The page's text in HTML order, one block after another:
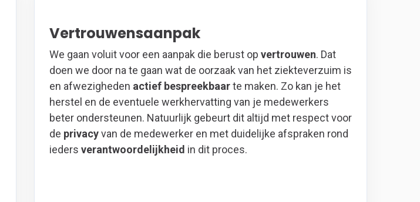
Vertrouwensaanpak
We gaan voluit voor een aanpak die berust op vertrouwen. Dat
doen we door na te gaan wat de oorzaak van het ziekteverzuim is
en afwezigheden actief bespreekbaarte maken. Zo kan je het
herstel en de eventuele werkhervatting van je medewerkers
beter ondersteunen. Natuurlijk gebeurt dit altijd met respect voor
de privacyvan de medewerker en met duidelijke afspraken rond
ieders verantwoordelijkheid in dit proces.